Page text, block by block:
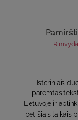
Istoriniais
paremtas
Lietuvoje ir
bet šiais laikais